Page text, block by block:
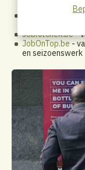
Quality Seekers-
JobKitchen.be-
JobOnTop.be -
en seizoenswerk